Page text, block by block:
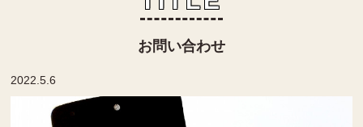
お問い合わせ
2022.5.6